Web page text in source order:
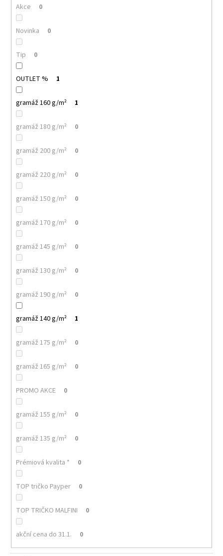
Akce 0
Novinka 0
Tip 0
OUTLET % 1
gramáž 160 g/m² 1
gramáž 180 g/m² 0
gramáž 200 g/m² 0
gramáž 220 g/m² 0
gramáž 150 g/m² 0
gramáž 170 g/m² 0
gramáž 145 g/m² 0
gramáž 130 g/m² 0
gramáž 190 g/m² 0
gramáž 140 g/m² 1
gramáž 175 g/m² 0
gramáž 165 g/m² 0
PROMO AKCE 0
gramáž 155 g/m² 0
gramáž 135 g/m² 0
Prémiová kvalita * 0
TOP tričko Payper 0
TOP TRIČKO MALFINI 0
akční cena do 31.1. 0
m
MALFINI
CLASSIC
NEW
132
PÁNSKÉ
TRIČKO,
BAVLNA,
MODERNÍ
BESTSELLER
PRO
POTISK
FIREMNÍ
TEXTIL
71
Kč